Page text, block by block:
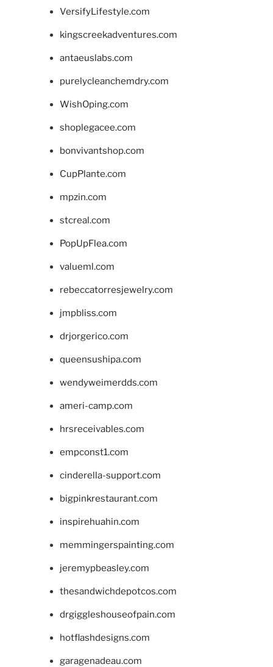
VersifyLifestyle.com
kingscreekadventures.com
antaeuslabs.com
purelycleanchemdry.com
WishOping.com
shoplegacee.com
bonvivantshop.com
CupPlante.com
mpzin.com
stcreal.com
PopUpFlea.com
valueml.com
rebeccatorresjewelry.com
jmpbliss.com
drjorgerico.com
queensushipa.com
wendyweimerdds.com
ameri-camp.com
hrsreceivables.com
empconst1.com
cinderella-support.com
bigpinkrestaurant.com
inspirehuahin.com
memmingerspainting.com
jeremypbeasley.com
thesandwichdepotcos.com
drgiggleshouseofpain.com
hotflashdesigns.com
garagenadeau.com